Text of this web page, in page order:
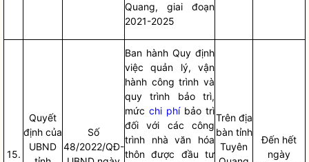
Quang, giai đoạn
2021-2025
15.
Quyết
định của
UBND
Số
48/2022/QĐ-
Ban hành Quy định
việc quản lý, vận
hành công trình và
quy trình bảo trì,
mức chi phíbảo trì
đối với các công
trình nhà văn hóa
thôn được đầu tư
Trên địa
bàntỉnh
Tuyên
Đến hết
ngày